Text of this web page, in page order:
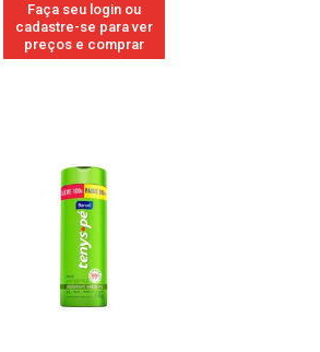
Faça seu login ou
cadastre-se para ver
preços e comprar